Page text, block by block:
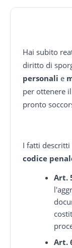
Hai subito
diritto di
personali e
per ottenere
pronto
I fatti
codice
Art.
Art.